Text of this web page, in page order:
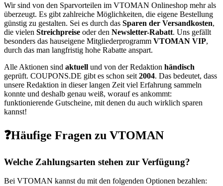
Wir sind von den Sparvorteilen im VTOMAN Onlineshop mehr als
überzeugt. Es gibt zahlreiche Möglichkeiten, die eigene Bestellung
günstig zu gestalten. Sei es durch das Sparen der Versandkosten,
die vielen Streichpreise oder den Newsletter-Rabatt. Uns gefällt
besonders das hauseigene Mitgliederprogramm VTOMAN VIP,
durch das man langfristig hohe Rabatte anspart.
Alle Aktionen sind aktuell und von der Redaktion händisch
geprüft. COUPONS.DE gibt es schon seit 2004. Das bedeutet, dass
unsere Redaktion in dieser langen Zeit viel Erfahrung sammeln
konnte und deshalb genau weiß, worauf es ankommt:
funktionierende Gutscheine, mit denen du auch wirklich sparen
kannst!
❓Häufige Fragen zu VTOMAN
Welche Zahlungsarten stehen zur Verfügung?
Bei VTOMAN kannst du mit den folgenden Optionen bezahlen: